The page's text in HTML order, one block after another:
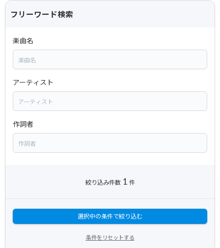
フリーワード検索
楽曲名
アーティスト
作詞者
絞り込み件数 1 件
選択中の条件で絞り込む
条件をリセットする